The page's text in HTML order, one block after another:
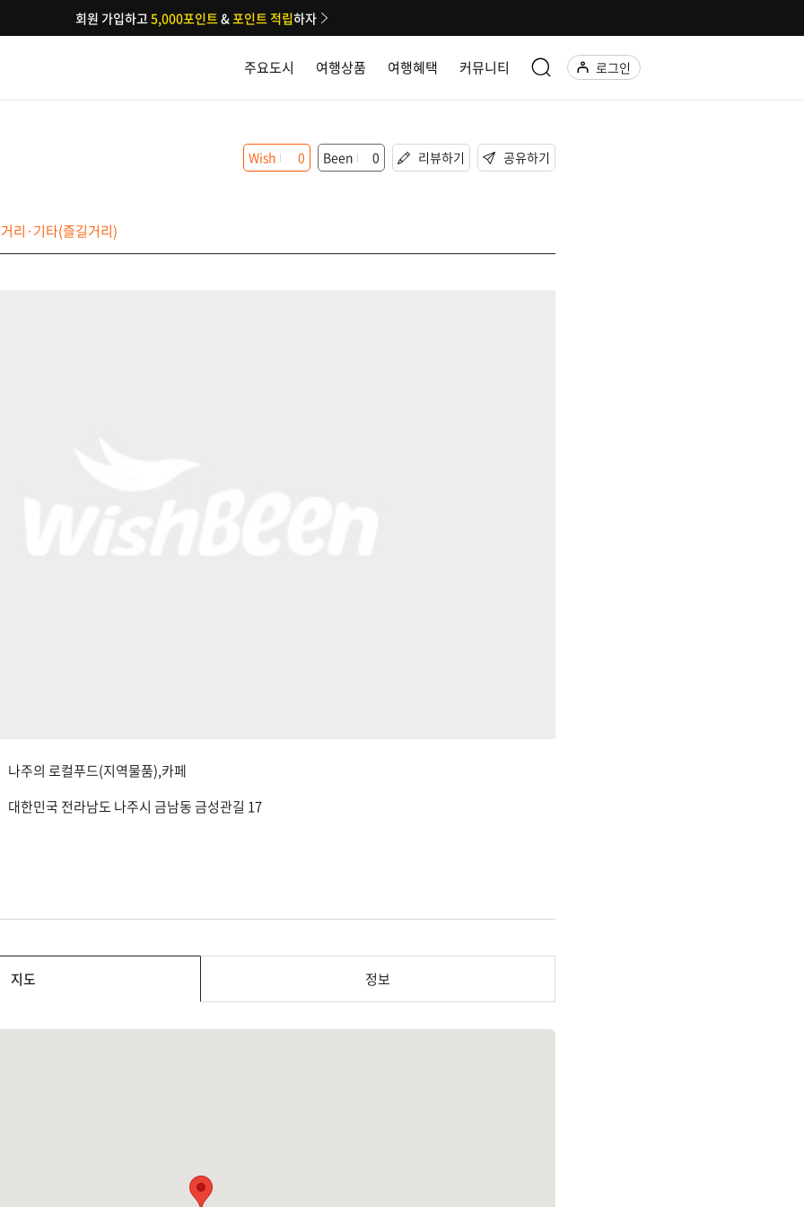
주요도시 여행상품 여행혜택 커뮤니티 로그인
회원 가입하고5,000포인트&포인트 적립하자
리·기타(즐길거리)
Wish 0 Been 0 리뷰하기 공유하기
나주의 로컬푸드(지역물품),카페
대한민국 전라남도 나주시 금남동 금성관길 17
지도 정보